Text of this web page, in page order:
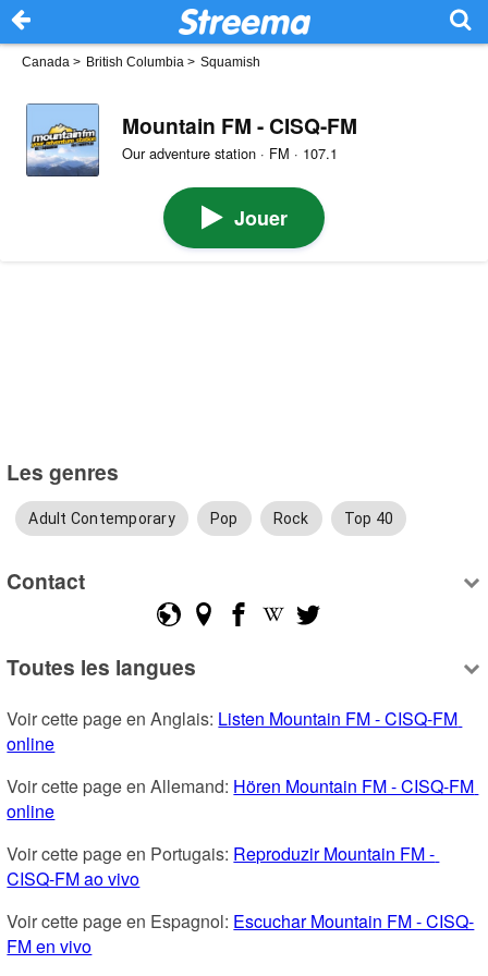
Canada > British Columbia > Squamish
Mountain FM - CISQ-FM
Our adventure station · FM · 107.1
Jouer
Les genres
Adult Contemporary Pop Rock Top 40
Contact
Toutes les langues
Voir cette page en Anglais: Listen Mountain FM - CISQ-FM
online
Voir cette page en Allemand: Hören Mountain FM - CISQ-FM
online
Voir cette page en Portugais: Reproduzir Mountain FM -
CISQ-FM ao vivo
Voir cette page en Espagnol: Escuchar Mountain FM - CISQ-
FM en vivo